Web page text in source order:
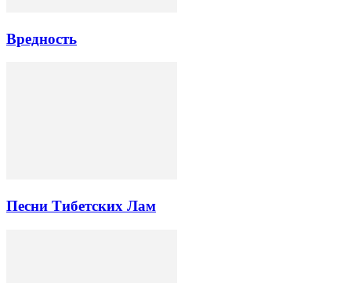
Вредность
Песни Тибетских Лам